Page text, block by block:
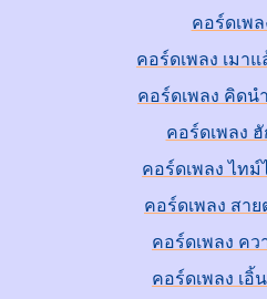
คอร์ดเพล
คอร์ดเพลง เมา
คอร์ดเพลง คิด
คอร์ดเพลง ฮั
คอร์ดเพลง ไทม์
คอร์ดเพลง สา
คอร์ดเพลง คว
คอร์ดเพลง เอิ้